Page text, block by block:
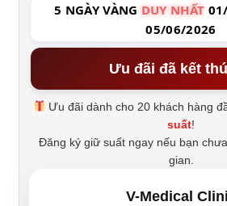
5 NGÀY VÀNG DUY NHẤT
05/06/2026
Ưu đãi đã kết
Ưu đãi dành cho 20 khách hàng
suất!
Đăng ký giữ suất ngay nếu bạn
gian.
V-Medical